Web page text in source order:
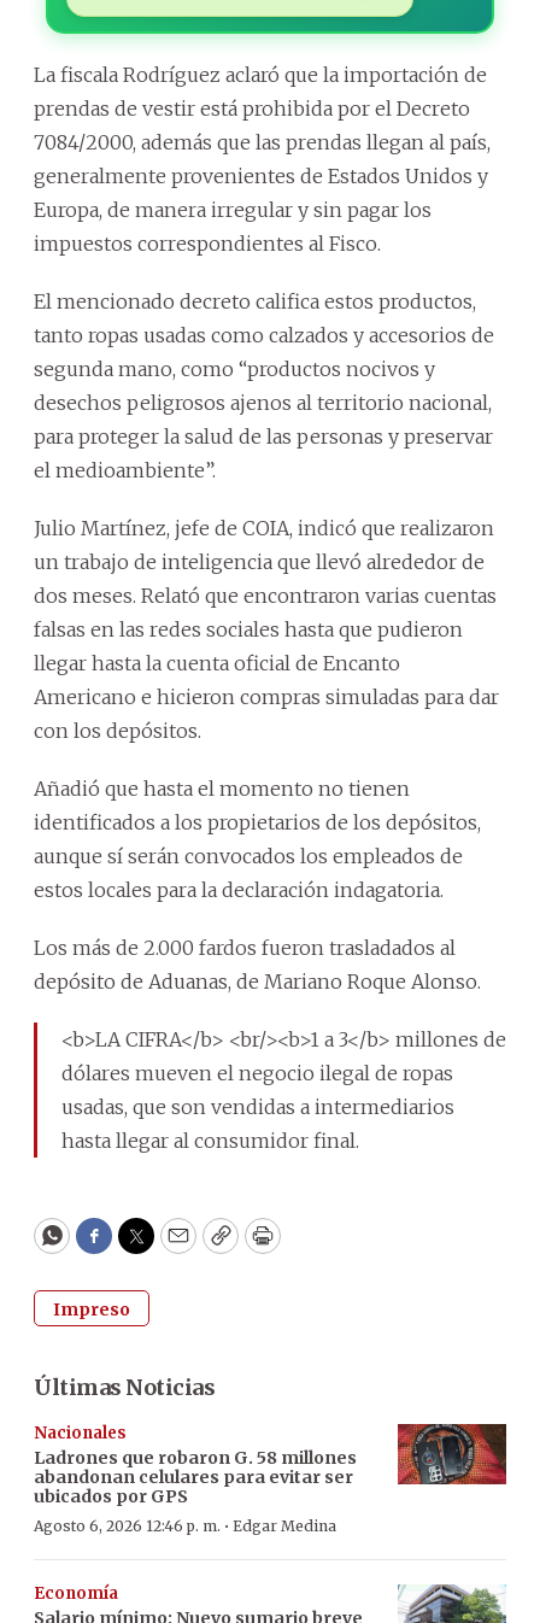
La fiscala Rodríguez aclaró que la importación de
prendas de vestir está prohibida por el Decreto
7084/2000, además que las prendas llegan al país,
generalmente provenientes de Estados Unidos y
Europa, de manera irregular y sin pagar los
impuestos correspondientes al Fisco.
El mencionado decreto califica estos productos,
tanto ropas usadas como calzados y accesorios de
segunda mano, como “productos nocivos y
desechos peligrosos ajenos al territorio nacional,
para proteger la salud de las personas y preservar
el medioambiente”.
Julio Martínez, jefe de COIA, indicó que realizaron
un trabajo de inteligencia que llevó alrededor de
dos meses. Relató que encontraron varias cuentas
falsas en las redes sociales hasta que pudieron
llegar hasta la cuenta oficial de Encanto
Americano e hicieron compras simuladas para dar
con los depósitos.
Añadió que hasta el momento no tienen
identificados a los propietarios de los depósitos,
aunque sí serán convocados los empleados de
estos locales para la declaración indagatoria.
Los más de 2.000 fardos fueron trasladados al
depósito de Aduanas, de Mariano Roque Alonso.
<b>LA CIFRA</b> <br/><b>1 a 3</b> millones de
dólares mueven el negocio ilegal de ropas
usadas, que son vendidas a intermediarios
hasta llegar al consumidor final.
WhatsApp
Facebook
Twitter
EmailCopyPrint
Impreso
Últimas Noticias
Nacionales
Ladrones que robaron G. 58 millones
abandonan celulares para evitar ser
ubicados por GPS
Agosto 6, 2026 12:46 p. m. · Edgar Medina
Economía
Salario mínimo: Nuevo sumario breve